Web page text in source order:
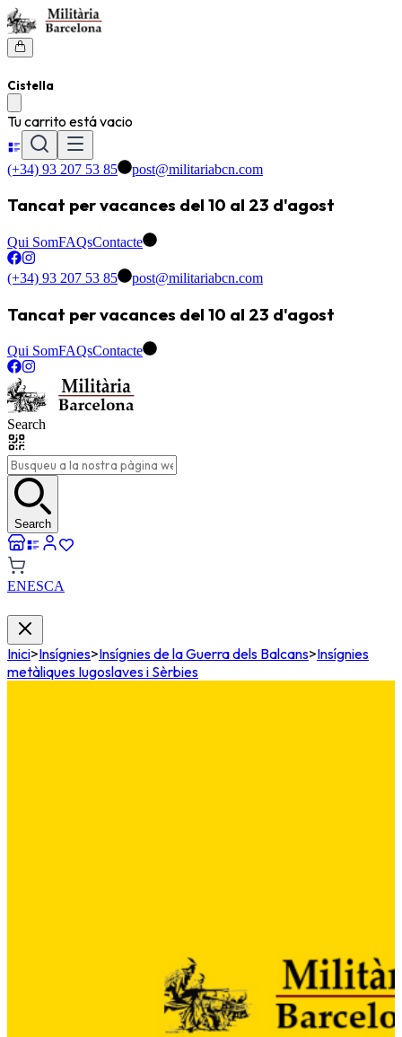
Cistella
Tu carrito está vacio
(+34) 93 207 53 85 post@militariabcn.com
Tancat per vacances del 10 al 23 d'agost
Qui SomFAQsContacte
(+34) 93 207 53 85 post@militariabcn.com
Tancat per vacances del 10 al 23 d'agost
Qui SomFAQsContacte
Search
Search
ENESCA
Inici>Insígnies>Insígnies de la Guerra dels Balcans>Insígnies
metàliques Iugoslaves i Sèrbies